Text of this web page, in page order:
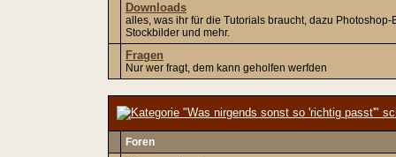
Downloads
alles, was ihr für die Tutorials braucht, dazu Photoshop-
Stockbilder und mehr.
Fragen
Nur wer fragt, dem kann geholfen werfden
Foren